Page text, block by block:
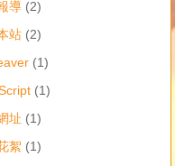
導 (2)
站 (2)
(1)
(1)
址 (1)
絮 (1)